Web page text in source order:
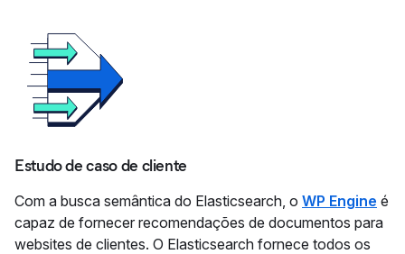
Estudo de caso de cliente
Com a busca semântica do Elasticsearch, o WP Engine é
capaz de fornecer recomendações de documentos para
websites de clientes. O Elasticsearch fornece todos os